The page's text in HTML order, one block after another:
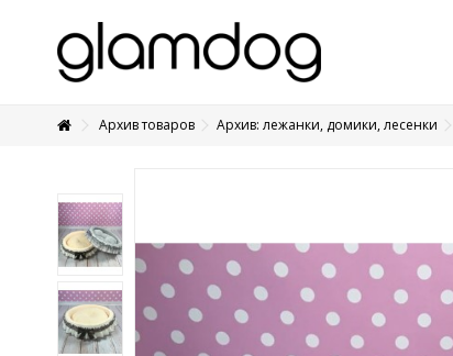
+7 495 1250410
Архив товаров Архив: лежанки, домики, лесенки